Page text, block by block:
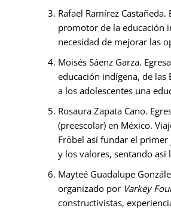
Rafael Ramírez
promotor de la educación
necesidad de mejorar las
Moisés Sáenz Garza.
educación indígena, de las
a los adolescentes una
Rosaura Zapata Cano.
(preescolar) en México.
Fröbel así fundar el
y los valores, sentando así
Mayteé Guadalupe
organizado por Varkey
constructivistas,